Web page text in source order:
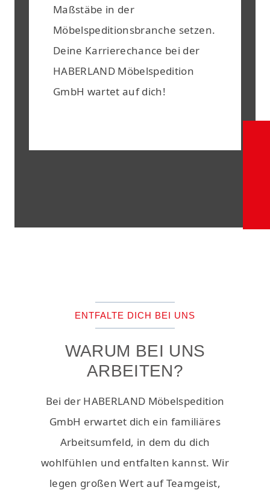
Maßstäbe in der
Möbelspeditionsbranche setzen.
Deine Karrierechance bei der
HABERLAND Möbelspedition
GmbH wartet auf dich!
ENTFALTE DICH BEI UNS
WARUM BEI UNS
ARBEITEN?
Bei der HABERLAND Möbelspedition
GmbH erwartet dich ein familiäres
Arbeitsumfeld, in dem du dich
wohlfühlen und entfalten kannst. Wir
legen großen Wert auf Teamgeist,